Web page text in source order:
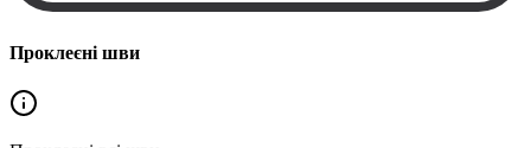
Проклеєні шви